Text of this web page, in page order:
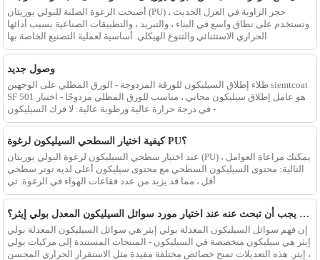
أصبحت الرغوة الصلبة للبولي يوريثان (PU) حجر الزاوية في العزل الحديث ،
وتستخدم على نطاق واسع في البناء ، والتبريد ، والتطبيقات الصناعية بسبب أدائها
الحراري الاستثنائي والتنوع الهيكلي. أساسية لعملية التصنيع الخاصة بها
وصول جديد
طلاء إطلاق السيليكون للورقة المزدوجة - الورق المطلي على الوجهين siemtcoat
SF 501 هو عامل إطلاق سيليكون مجاني ، مناسب للورق المطلي مزدوجًا - اختبار
في درجة حرارة عالية ورطوبة عالية: لا فرك السيليكون -
كيفية اختيار السطحي السيليكون لرغوة PU؟
عند اختيار سطحي السيليكون لرغوة البولي يوريثان (PU) ، يمكنك مراعاة العوامل
التالية: محتوى السيليكون السطحي مع محتوى سيليكون أعلى لديه توتر سطحي
أقل ، مما قد يزيد من عدد فقاعات الهواء في الرغوة. ثي
ما الذي يجب أن تبحث عنه عند اختيار مورد سوائل السيليكون المعدل بولي إيثر؟
إن فهم سوائل السيليكون المعدلة بولي إيثر هي سوائل السيليكون المعدلة بولي
إيثر هي سيليكون متخصصة في السيليكون - المنتجات المستندة إلى مركبات بولي
إيثر. هذه التعديلات تمنح خصائص مختلفة مفيدة مثل الاستقرار الحراري المحسن ،